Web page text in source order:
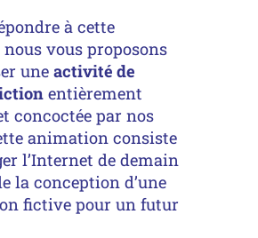
à cette
vous proposons
une activité de
entièrement
concoctée par nos
animation consiste
l’Internet de demain
la conception d’une
fictive pour un futur